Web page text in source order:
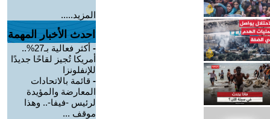
المزيد.....
احدث الأخبار المهمة
-
أكثر فعالية بـ27%..
أمريكا تُجيز لقاحًا جديدًا
للإنفلونزا
- قائمة بالاتحادات
المعارضة والمؤيدة
لرئيس -فيفا-.. وهذا
موقف ...